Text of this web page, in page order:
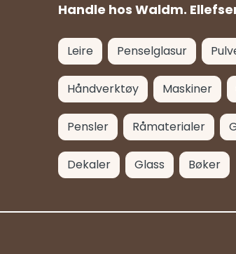
Handle hos Waldm.
Leire Penselglasur
Håndverktøy Maskiner
Pensler Råmaterialer
Dekaler Glass Bøker